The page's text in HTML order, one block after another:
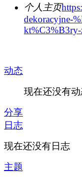
个人主页
dekoracyjne-
kt%C3%B3ry-
动态
现在还没有动
分享
日志
现在还没有日志
主题